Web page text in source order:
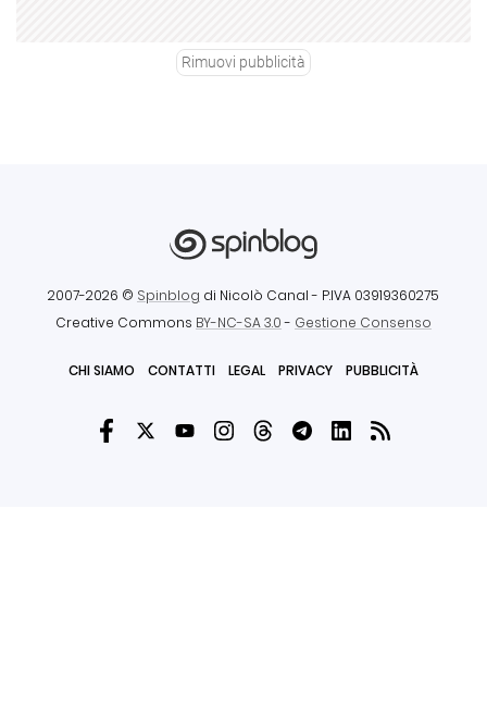
Rimuovi pubblicità
2007-2026 © Spinblog di Nicolò Canal - P.IVA 03919360275
Creative Commons BY-NC-SA 3.0- Gestione Consenso
CHI SIAMO CONTATTI LEGAL PRIVACY PUBBLICITÀ